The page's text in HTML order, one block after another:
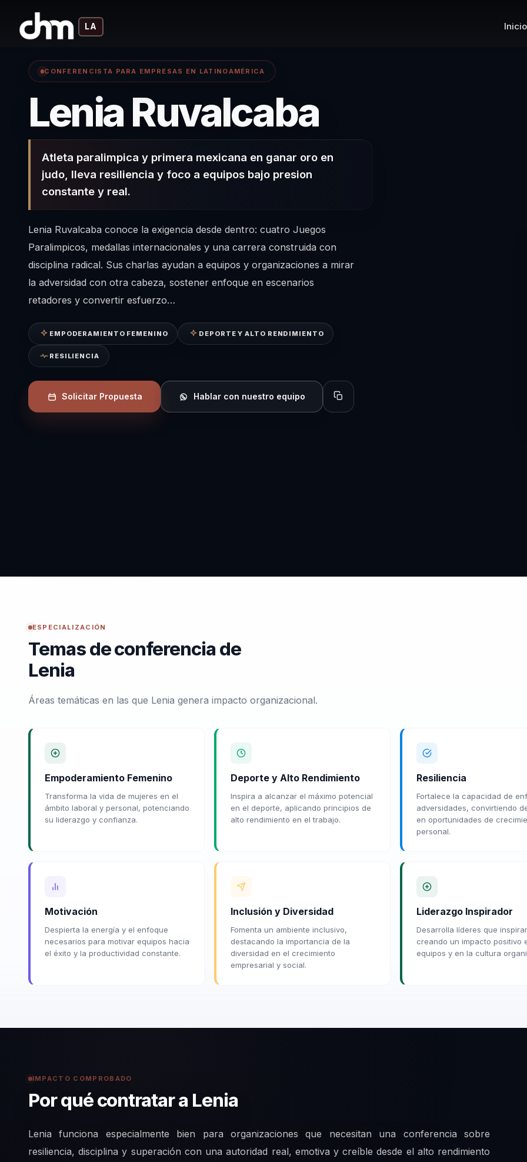
LA Inicio
CONFERENCISTA PARA EMPRESAS EN LATINOAMÉRICA
Lenia Ruvalcaba–
Atleta paralimpica y primera mexicana en ganar oro en
judo, lleva resiliencia y foco a equipos bajo presion
constante y real.
Lenia Ruvalcaba conoce la exigencia desde dentro: cuatro Juegos
Paralimpicos, medallas internacionales y una carrera construida con
disciplina radical. Sus charlas ayudan a equipos y organizaciones a mirar
la adversidad con otra cabeza, sostener enfoque en escenarios
retadores y convertir esfuerzo…
EMPODERAMIENTO FEMENINO DEPORTE Y ALTO RENDIMIENTO
RESILIENCIA
Solicitar Propuesta Hablar con nuestro equipo Copiar perfil para compartir
ESPECIALIZACIÓN
Temas de conferencia de
Lenia
Áreas temáticas en las que Lenia genera impacto organizacional.
Empoderamiento Femenino
Transforma la vida de mujeres en el
ámbito laboral y personal, potenciando
su liderazgo y confianza.
Deporte y Alto Rendimiento
Inspira a alcanzar el máximo potencial
en el deporte, aplicando principios de
alto rendimiento en el trabajo.
Resiliencia
Fortalece la capacidad de
adversidades, convirtiendo
en oportunidades de
personal.
Motivación
Despierta la energía y el enfoque
necesarios para motivar equipos hacia
el éxito y la productividad constante.
Inclusión y Diversidad
Fomenta un ambiente inclusivo,
destacando la importancia de la
diversidad en el crecimiento
empresarial y social.
Liderazgo Inspirador
Desarrolla líderes que
creando un impacto positivo
equipos y en la cultura
IMPACTO COMPROBADO
Por qué contratar a Lenia
Lenia funciona especialmente bien para organizaciones que necesitan una conferencia sobre
resiliencia, disciplina y superación con una autoridad real, emotiva y creíble desde el alto rendimiento